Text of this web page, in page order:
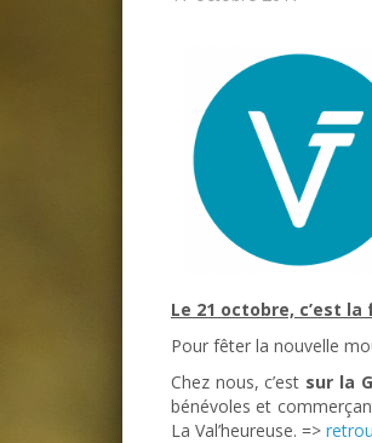
Le 21 octobre, c’est la
Pour fêter la nouvelle
Chez nous, c’est sur la
bénévoles et
La Val’heureuse. =>